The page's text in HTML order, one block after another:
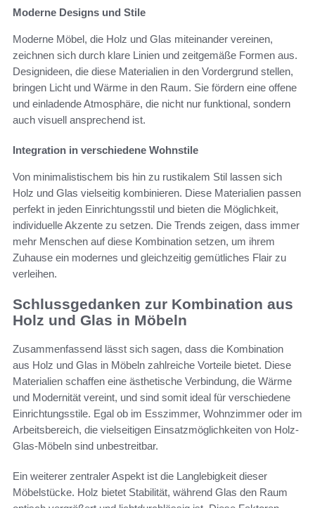
Moderne Designs und Stile
Moderne Möbel, die Holz und Glas miteinander vereinen,
zeichnen sich durch klare Linien und zeitgemäße Formen aus.
Designideen, die diese Materialien in den Vordergrund stellen,
bringen Licht und Wärme in den Raum. Sie fördern eine offene
und einladende Atmosphäre, die nicht nur funktional, sondern
auch visuell ansprechend ist.
Integration in verschiedene Wohnstile
Von minimalistischem bis hin zu rustikalem Stil lassen sich
Holz und Glas vielseitig kombinieren. Diese Materialien passen
perfekt in jeden Einrichtungsstil und bieten die Möglichkeit,
individuelle Akzente zu setzen. Die Trends zeigen, dass immer
mehr Menschen auf diese Kombination setzen, um ihrem
Zuhause ein modernes und gleichzeitig gemütliches Flair zu
verleihen.
Schlussgedanken zur Kombination aus
Holz und Glas in Möbeln
Zusammenfassend lässt sich sagen, dass die Kombination
aus Holz und Glas in Möbeln zahlreiche Vorteile bietet. Diese
Materialien schaffen eine ästhetische Verbindung, die Wärme
und Modernität vereint, und sind somit ideal für verschiedene
Einrichtungsstile. Egal ob im Esszimmer, Wohnzimmer oder im
Arbeitsbereich, die vielseitigen Einsatzmöglichkeiten von Holz-
Glas-Möbeln sind unbestreitbar.
Ein weiterer zentraler Aspekt ist die Langlebigkeit dieser
Möbelstücke. Holz bietet Stabilität, während Glas den Raum